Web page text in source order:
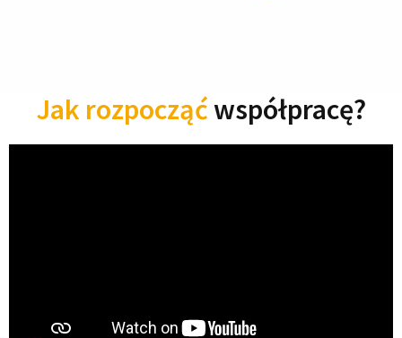
Jak rozpocząćwspółpracę?